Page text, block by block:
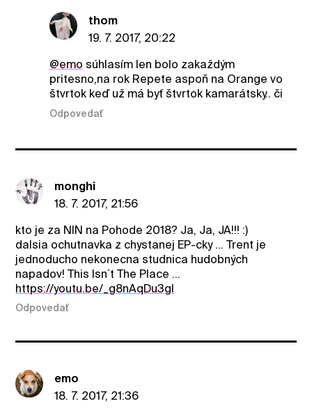
thom
19. 7. 2017, 20:22
@emo súhlasím len bolo zakaždým
pritesno,na rok Repete aspoň na Orange vo
štvrtok keď už má byť štvrtok kamarátsky.. či
Odpovedať
monghi
18. 7. 2017, 21:56
kto je za NIN na Pohode 2018? Ja, Ja, JA!!! :)
dalsia ochutnavka z chystanej EP-cky ... Trent je
jednoducho nekonecna studnica hudobných
napadov! This Isn´t The Place ...
https://youtu.be/_g8nAqDu3gI
Odpovedať
emo
18. 7. 2017, 21:36